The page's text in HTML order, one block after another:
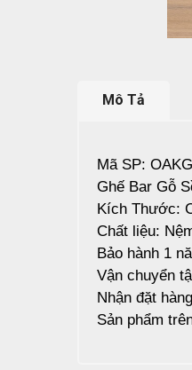
Mô Tả
Mã SP:
Ghế Bar Gỗ
Kích Thước:
Chất liệu:
Bảo hành 1
Vận chuyển
Nhận đặt
Sản phẩm